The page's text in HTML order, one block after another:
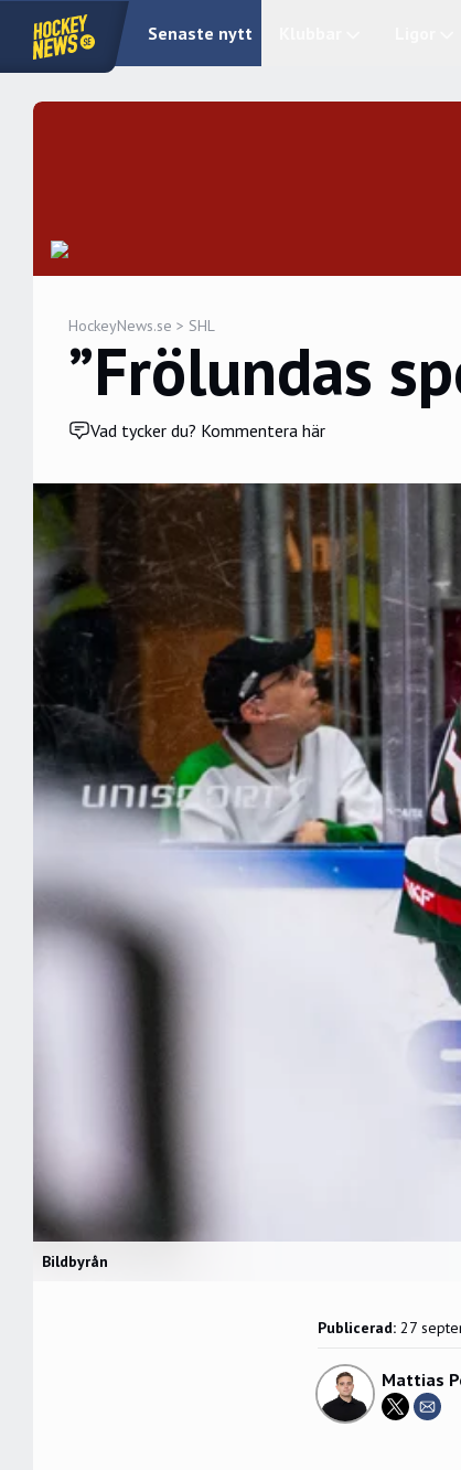
Senaste nytt
HockeyNews.se > SHL
”Frölundas
Vad tycker du? Kommentera här
Bildbyrån
Publicerad: 27
Mattias